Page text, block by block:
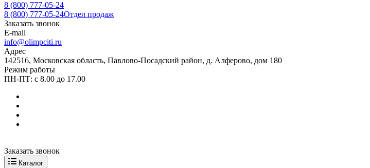
8 (800) 777-05-24
8 (800) 777-05-24Отдел продаж
Заказать звонок
E-mail
info@olimpciti.ru
Адрес
142516, Московская область, Павлово-Посадский район, д. Алферово, дом 180
Режим работы
ПН-ПТ: с 8.00 до 17.00
Заказать звонок
Каталог